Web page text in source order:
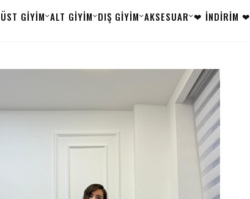
ÜST GİYİM ALT GİYİM DIŞ GİYİM AKSESUAR ❤ İNDİRİM ❤